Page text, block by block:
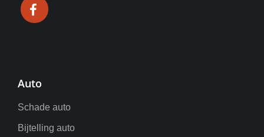
Auto
Schade auto
Bijtelling auto